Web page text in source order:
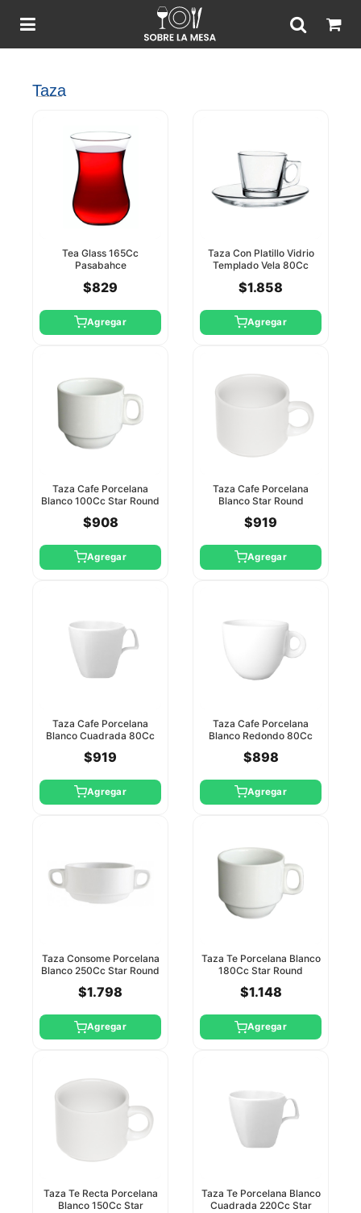
Taza
Tea Glass 165Cc
Pasabahce
$829
Agregar
Taza Con Platillo Vidrio
Templado Vela 80Cc
$1.858
Agregar
Taza Cafe Porcelana
Blanco 100Cc Star Round
$908
Agregar
Taza Cafe Porcelana
Blanco Star Round
$919
Agregar
Taza Cafe Porcelana
Blanco Cuadrada 80Cc
$919
Agregar
Taza Cafe Porcelana
Blanco Redondo 80Cc
$898
Agregar
Taza Consome Porcelana
Blanco 250Cc Star Round
$1.798
Agregar
Taza Te Porcelana Blanco
180Cc Star Round
$1.148
Agregar
Taza Te Recta Porcelana
Blanco 150Cc Star
Taza Te Porcelana Blanco
Cuadrada 220Cc Star